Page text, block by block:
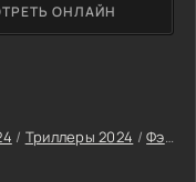
/ Триллеры 2024 /Фэнтези 2024
ОНЛАЙН